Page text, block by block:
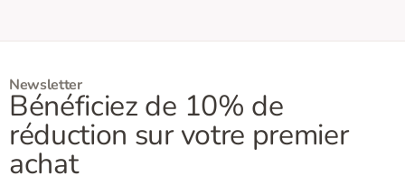
Newsletter
Bénéficiez de 10% de
réduction sur votre premier
achat